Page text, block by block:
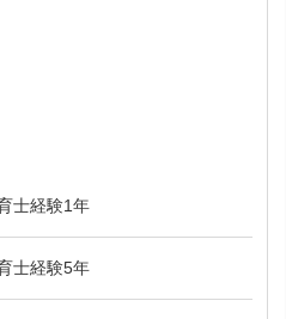
／ 25歳 ／ 保育士経験1年
／ 32歳 ／ 保育士経験5年